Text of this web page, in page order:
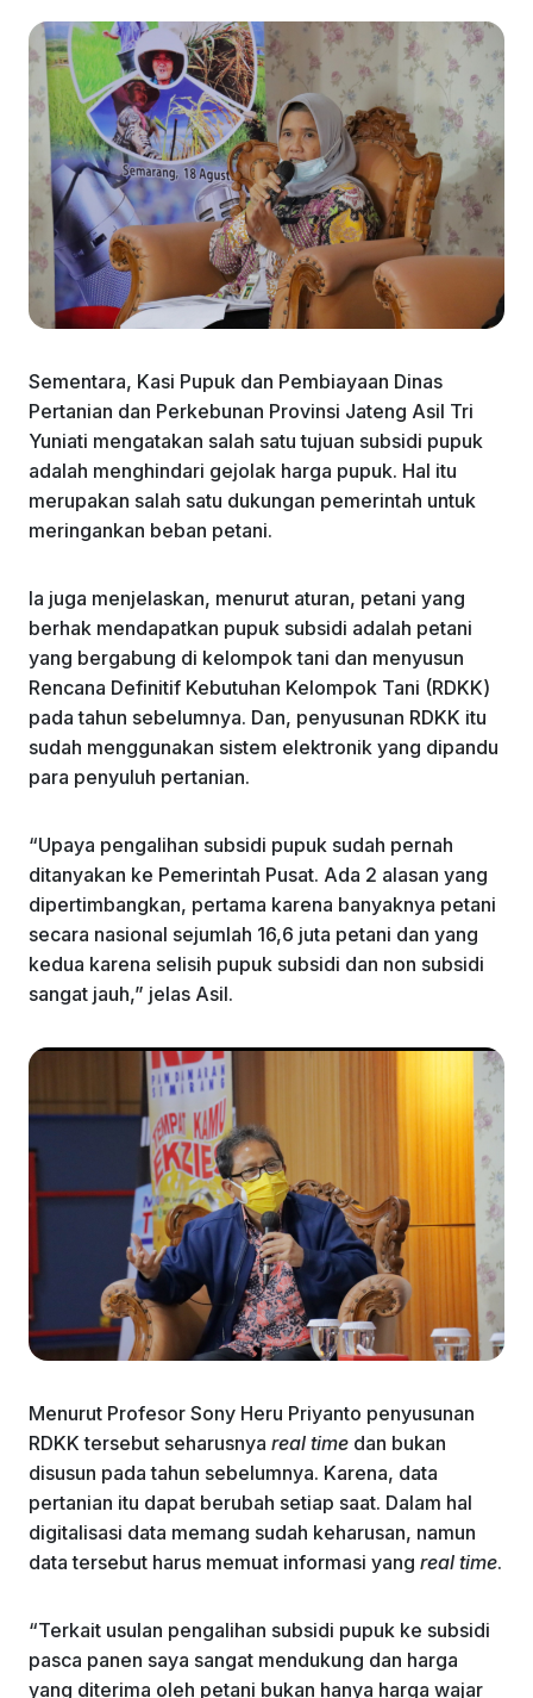
Sementara, Kasi Pupuk dan Pembiayaan Dinas
Pertanian dan Perkebunan Provinsi Jateng Asil Tri
Yuniati mengatakan salah satu tujuan subsidi pupuk
adalah menghindari gejolak harga pupuk. Hal itu
merupakan salah satu dukungan pemerintah untuk
meringankan beban petani.
Ia juga menjelaskan, menurut aturan, petani yang
berhak mendapatkan pupuk subsidi adalah petani
yang bergabung di kelompok tani dan menyusun
Rencana Definitif Kebutuhan Kelompok Tani (RDKK)
pada tahun sebelumnya. Dan, penyusunan RDKK itu
sudah menggunakan sistem elektronik yang dipandu
para penyuluh pertanian.
“Upaya pengalihan subsidi pupuk sudah pernah
ditanyakan ke Pemerintah Pusat. Ada 2 alasan yang
dipertimbangkan, pertama karena banyaknya petani
secara nasional sejumlah 16,6 juta petani dan yang
kedua karena selisih pupuk subsidi dan non subsidi
sangat jauh,” jelas Asil.
Menurut Profesor Sony Heru Priyanto penyusunan
RDKK tersebut seharusnya real time dan bukan
disusun pada tahun sebelumnya. Karena, data
pertanian itu dapat berubah setiap saat. Dalam hal
digitalisasi data memang sudah keharusan, namun
data tersebut harus memuat informasi yang real time.
“Terkait usulan pengalihan subsidi pupuk ke subsidi
pasca panen saya sangat mendukung dan harga
yang diterima oleh petani bukan hanya harga wajar